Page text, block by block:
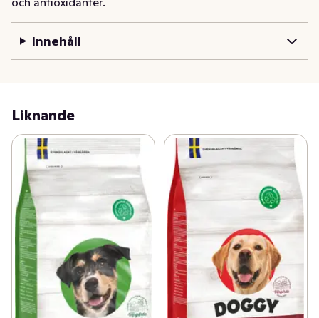
Innehåll
Liknande